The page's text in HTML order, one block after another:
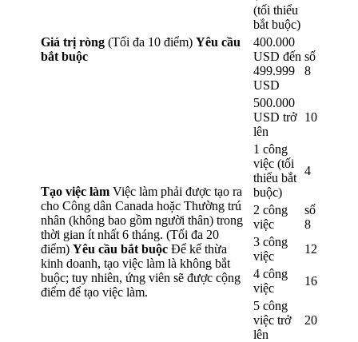
Giá trị ròng (Tối đa 10 điểm) Yêu cầu
bắt buộc
(tối thiểu
bắt buộc)
400.000
USD đến
499.999
USD
số
8
500.000
USD trở
lên
10
Tạo việc làm Việc làm phải được tạo ra
cho Công dân Canada hoặc Thường trú
nhân (không bao gồm người thân) trong
thời gian ít nhất 6 tháng. (Tối đa 20
điểm) Yêu cầu bắt buộc Để kế thừa
kinh doanh, tạo việc làm là không bắt
buộc; tuy nhiên, ứng viên sẽ được cộng
điểm để tạo việc làm.
1 công
việc (tối
thiểu bắt
buộc)
4
2 công
việc
số
8
3 công
việc
12
4 công
việc
16
5 công
việc trở
lên
20